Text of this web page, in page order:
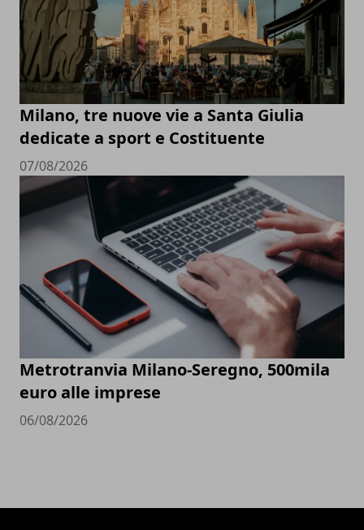
Milano, tre nuove vie a Santa Giulia
dedicate a sport e Costituente
07/08/2026
Metrotranvia Milano-Seregno, 500mila
euro alle imprese
06/08/2026